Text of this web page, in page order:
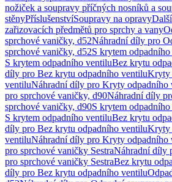
nožiček a soupravy příčných nosníků a
stěnyPříslušenstvíSoupravy na opravy
zařizovacích předmětů pro sprchy a vany
sprchové vaničky, d52Náhradní díly pro
sprchové vaničky, d52S krytem
S krytem odpadního ventiluBez krytu
díly pro Bez krytu odpadního ventiluKryty
ventiluNáhradní díly pro Kryty odpadního
pro sprchové vaničky, d90Náhradní díly
sprchové vaničky, d90S krytem
S krytem odpadního ventiluBez krytu
díly pro Bez krytu odpadního ventiluKryty
ventiluNáhradní díly pro Kryty odpadního
pro sprchové vaničky SestraNáhradní díly
pro sprchové vaničky SestraBez krytu
díly pro Bez krytu odpadního ventilu